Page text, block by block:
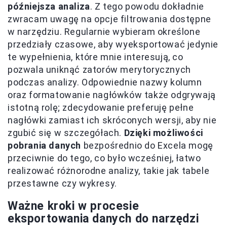
późniejsza analiza. Z tego powodu dokładnie
zwracam uwagę na opcje filtrowania dostępne
w narzędziu. Regularnie wybieram określone
przedziały czasowe, aby wyeksportować jedynie
te wypełnienia, które mnie interesują, co
pozwala uniknąć zatorów merytorycznych
podczas analizy. Odpowiednie nazwy kolumn
oraz formatowanie nagłówków także odgrywają
istotną rolę; zdecydowanie preferuję pełne
nagłówki zamiast ich skróconych wersji, aby nie
zgubić się w szczegółach. Dzięki możliwości
pobrania danych bezpośrednio do Excela mogę
przeciwnie do tego, co było wcześniej, łatwo
realizować różnorodne analizy, takie jak tabele
przestawne czy wykresy.
Ważne kroki w procesie
eksportowania danych do narzędzi